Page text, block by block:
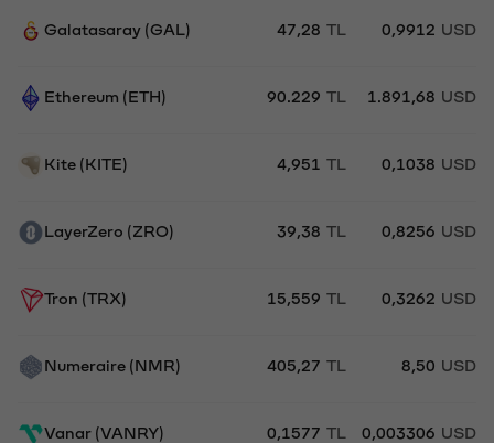
Galatasaray (GAL) 47,28 TL 0,9912 USD
Ethereum (ETH) 90.229 TL 1.891,68 USD
Kite (KITE) 4,951 TL 0,1038 USD
LayerZero (ZRO) 39,38 TL 0,8256 USD
Tron (TRX) 15,559 TL 0,3262 USD
Numeraire (NMR) 405,27 TL 8,50 USD
Vanar (VANRY) 0,1577 TL 0,003306 USD